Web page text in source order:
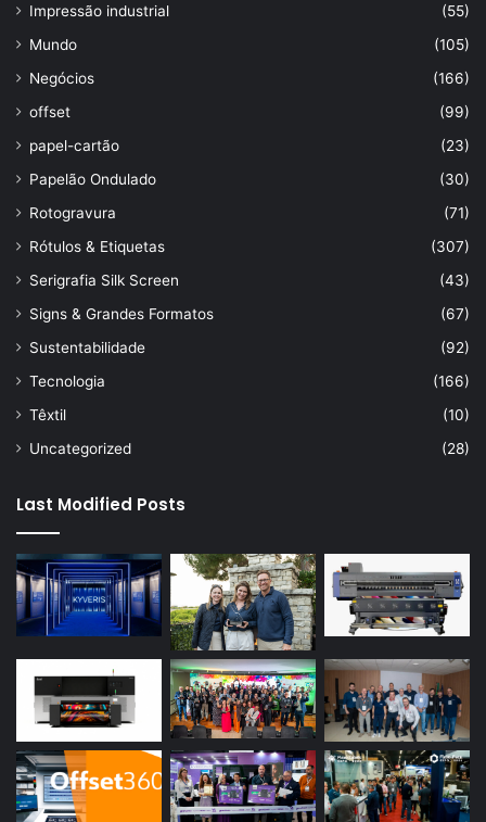
Impressão industrial
(55)
Mundo
(105)
Negócios
(166)
offset
(99)
papel-cartão
(23)
Papelão Ondulado
(30)
Rotogravura
(71)
Rótulos & Etiquetas
(307)
Serigrafia Silk Screen
(43)
Signs & Grandes Formatos
(67)
Sustentabilidade
(92)
Tecnologia
(166)
Têxtil
(10)
Uncategorized
(28)
Last Modified Posts